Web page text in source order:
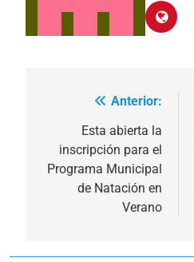
Navegación
entradas
Anterior:
Esta abierta la
inscripción para el
Programa Municipal
de Natación en
Verano